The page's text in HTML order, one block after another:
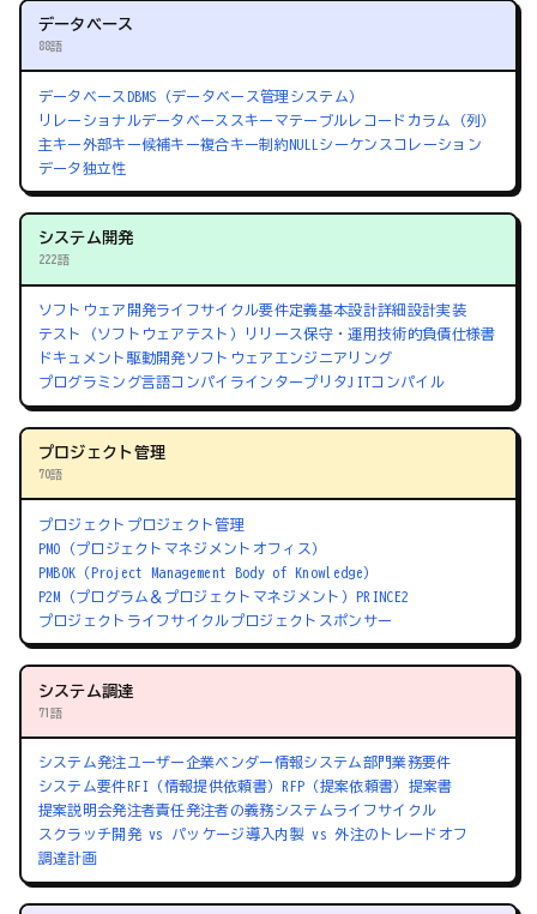
データベース
88語
データベース DBMS（データベース管理システム）
リレーショナルデータベース スキーマテーブルレコード カラム（列）
主キー外部キー候補キー複合キー制約NULL シーケンス コレーション
データ独立性
システム開発
222語
ソフトウェア開発ライフサイクル要件定義基本設計詳細設計実装
テスト（ソフトウェアテスト）
リリース保守・運用 技術的負債仕様書
ドキュメント駆動開発ソフトウェアエンジニアリング
プログラミング言語コンパイラインタープリタ JITコンパイル
プロジェクト管理
70語
プロジェクト プロジェクト管理
PMO（プロジェクトマネジメントオフィス）
PMBOK（Project Management Body of Knowledge）
P2M（プログラム＆プロジェクトマネジメント） PRINCE2
プロジェクトライフサイクルプロジェクトスポンサー
システム調達
71語
システム発注 ユーザー企業ベンダー情報システム部門業務要件
システム要件 RFI（情報提供依頼書） RFP（提案依頼書） 提案書
提案説明会発注者責任発注者の義務システムライフサイクル
スクラッチ開発 vs パッケージ導入 内製 vs 外注のトレードオフ
調達計画